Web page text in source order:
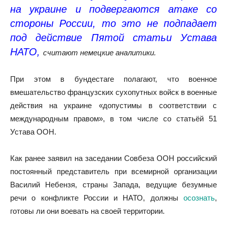
на украине и подвергаются атаке со
стороны России, то это не подпадает
под действие Пятой статьи Устава
НАТО, считают немецкие аналитики.
При этом в бундестаге полагают, что военное
вмешательство французских сухопутных войск в военные
действия на украине «допустимы в соответствии с
международным правом», в том числе со статьёй 51
Устава ООН.
Как ранее заявил на заседании Совбеза ООН российский
постоянный представитель при всемирной организации
Василий Небензя, страны Запада, ведущие безумные
речи о конфликте России и НАТО, должны осознать,
готовы ли они воевать на своей территории.